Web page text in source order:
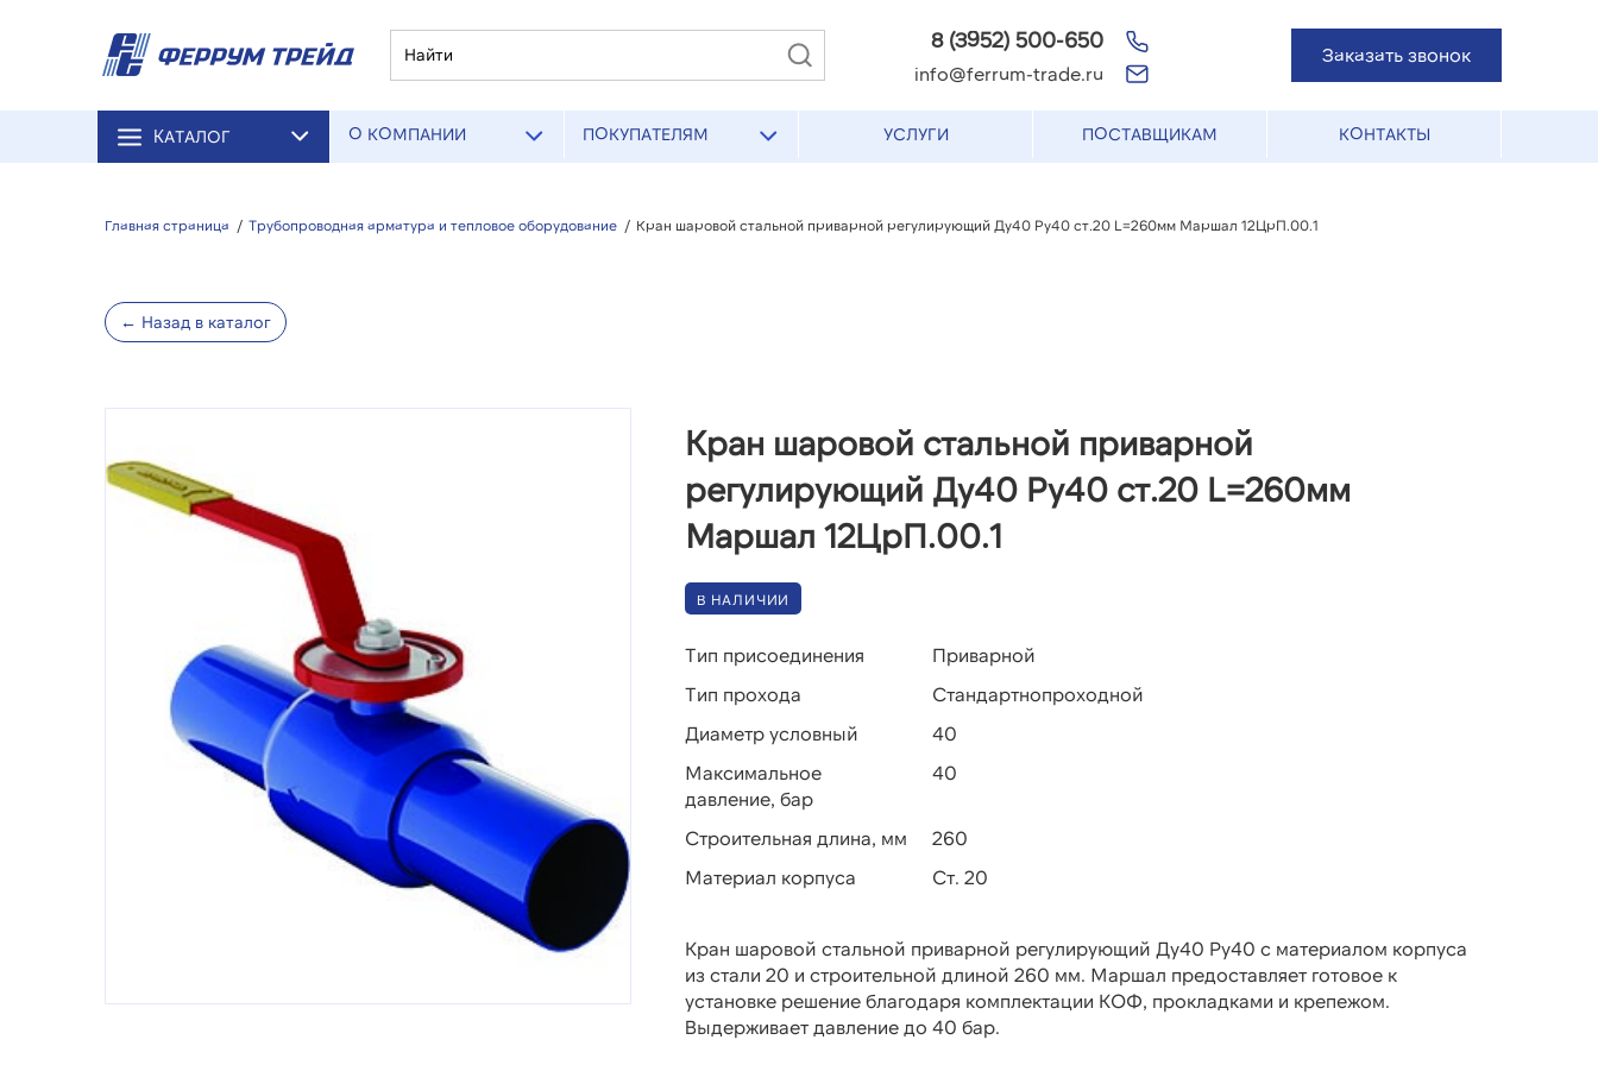
8 (3952) 500-650
info@ferrum-trade.ru
Заказать звонок
КАТАЛОГ О КОМПАНИИ ПОКУПАТЕЛЯМ УСЛУГИ ПОСТАВЩИКАМ КОНТАКТЫ
Главная страница / Трубопроводная арматура и тепловое оборудование / Кран шаровой стальной приварной регулирующий Ду40 Ру40 ст.20 L=260мм Маршал 12ЦрП.00.1
← Назад в каталог
Кран шаровой стальной приварной
регулирующий Ду40 Ру40 ст.20 L=260мм
Маршал 12ЦрП.00.1
В НАЛИЧИИ
Тип присоединения
Приварной
Тип прохода
Стандартнопроходной
Диаметр условный
40
Максимальное
давление, бар
40
Строительная длина, мм
260
Материал корпуса
Ст. 20
Кран шаровой стальной приварной регулирующий Ду40 Ру40 с материалом корпуса
из стали 20 и строительной длиной 260 мм. Маршал предоставляет готовое к
установке решение благодаря комплектации КОФ, прокладками и крепежом.
Выдерживает давление до 40 бар.